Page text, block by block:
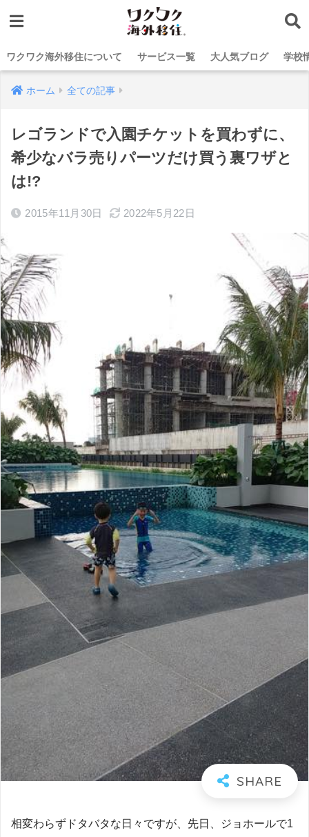
ワクワク海外移住について サービス一覧 大人気ブログ 学校
ホーム 全ての記事
レゴランドで入園チケットを買わずに、
希少なバラ売りパーツだけ買う裏ワザと
は!?
2015年11月30日 2022年5月22日
相変わらずドタバタな日々ですが、先日、ジョホールで1